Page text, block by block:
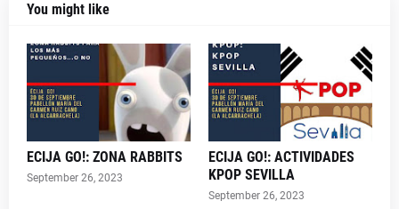
You might like
ECIJA GO!: ZONA RABBITS
September 26, 2023
ECIJA GO!: ACTIVIDADES
KPOP SEVILLA
September 26, 2023